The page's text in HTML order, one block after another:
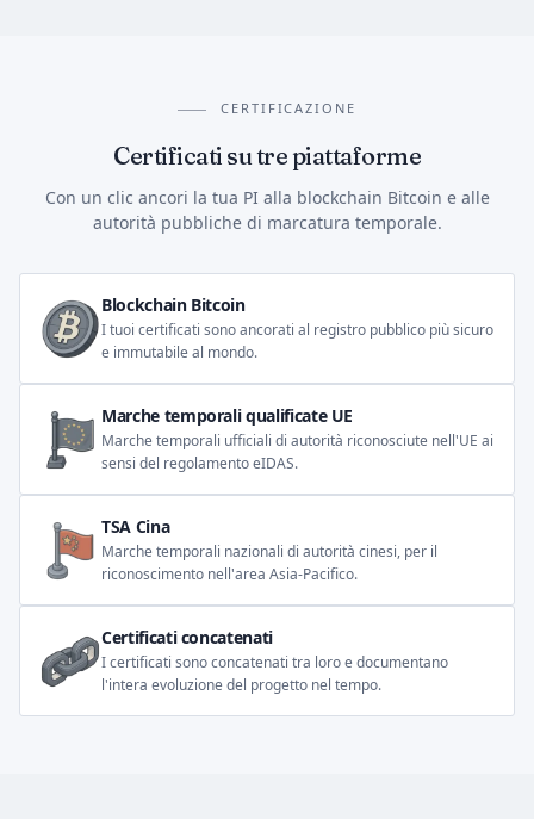
CERTIFICAZIONE
Certificati su tre piattaforme
Con un clic ancori la tua PI alla blockchain Bitcoin e alle
autorità pubbliche di marcatura temporale.
Blockchain Bitcoin
I tuoi certificati sono ancorati al registro pubblico più sicuro
e immutabile al mondo.
Marche temporali qualificate UE
Marche temporali ufficiali di autorità riconosciute nell'UE ai
sensi del regolamento eIDAS.
TSA Cina
Marche temporali nazionali di autorità cinesi, per il
riconoscimento nell'area Asia-Pacifico.
Certificati concatenati
I certificati sono concatenati tra loro e documentano
l'intera evoluzione del progetto nel tempo.